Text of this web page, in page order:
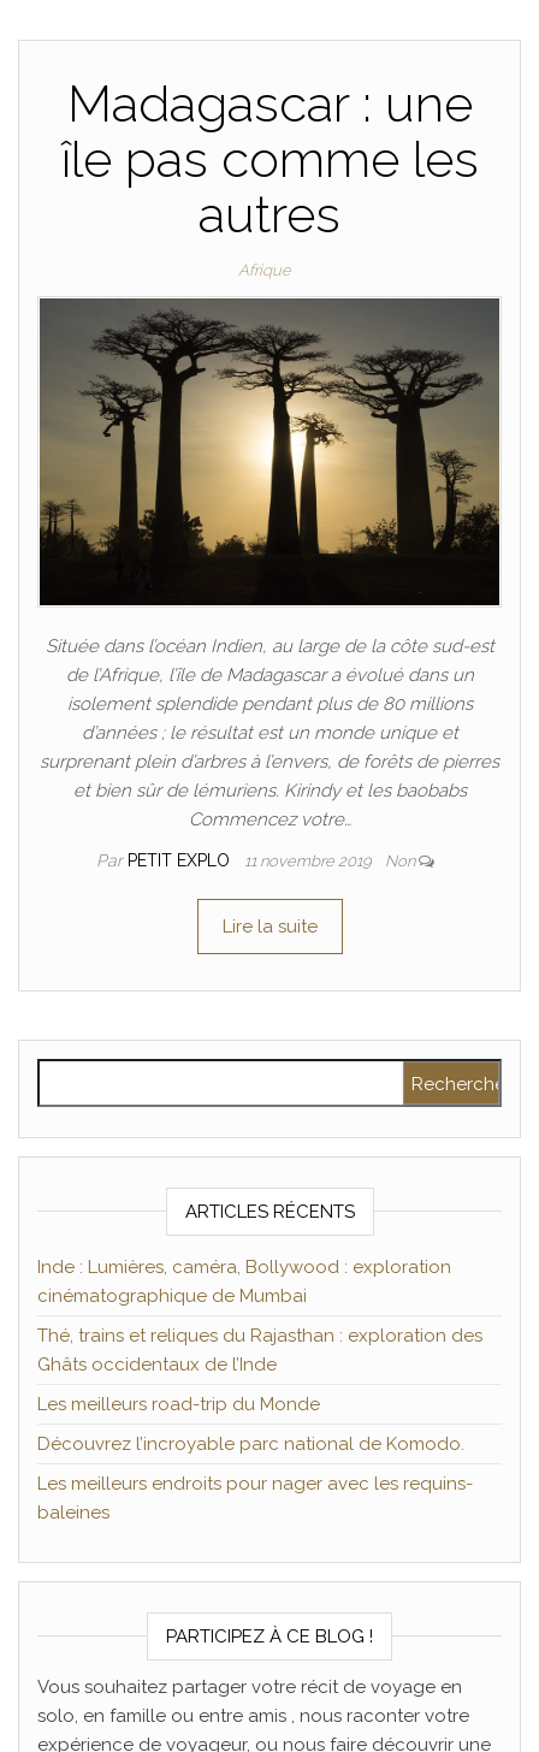
Madagascar : une
île pas comme les
autres
Afrique
Située dans l’océan Indien, au large de la côte sud-est
de l’Afrique, l’île de Madagascar a évolué dans un
isolement splendide pendant plus de 80 millions
d’années ; le résultat est un monde unique et
surprenant plein d’arbres à l’envers, de forêts de pierres
et bien sûr de lémuriens. Kirindy et les baobabs
Commencez votre…
Par PETIT EXPLO 11 novembre 2019 Non
Lire la suite
ARTICLES RÉCENTS
Inde : Lumières, caméra, Bollywood : exploration
cinématographique de Mumbai
Thé, trains et reliques du Rajasthan : exploration des
Ghâts occidentaux de l’Inde
Les meilleurs road-trip du Monde
Découvrez l’incroyable parc national de Komodo.
Les meilleurs endroits pour nager avec les requins-
baleines
PARTICIPEZ À CE BLOG !
Vous souhaitez partager votre récit de voyage en
solo, en famille ou entre amis , nous raconter votre
expérience de voyageur, ou nous faire découvrir une